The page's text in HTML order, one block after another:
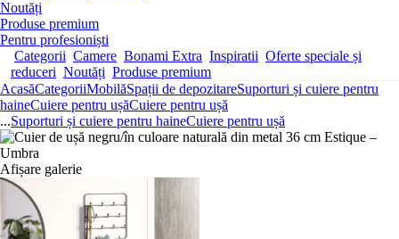
Noutăți
Produse premium
Pentru profesioniști
Categorii Camere Bonami Extra Inspiratii Oferte speciale și
reduceri Noutăți Produse premium
AcasăCategoriiMobilăSpații de depozitareSuporturi și cuiere pentru
haineCuiere pentru ușăCuiere pentru ușă
...Suporturi și cuiere pentru haineCuiere pentru ușă
Afișare galerie